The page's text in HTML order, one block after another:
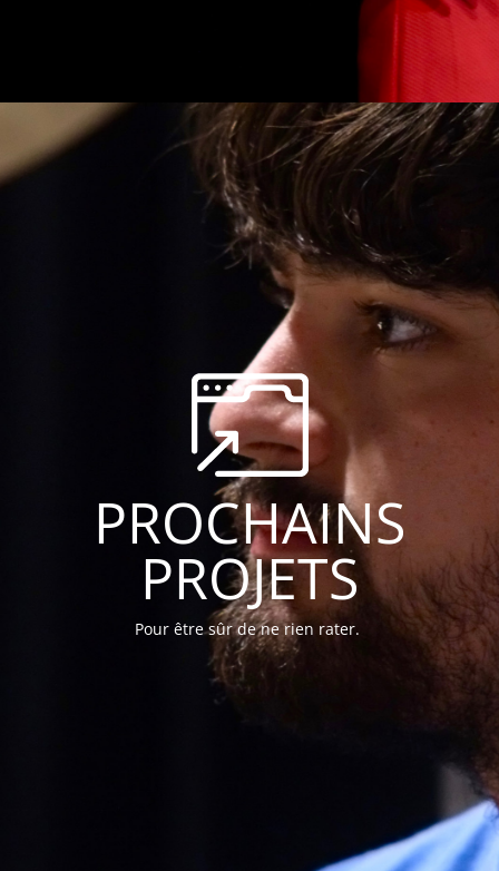
PROCHAINS
PROJETS
Pour être sûr de ne rien rater.